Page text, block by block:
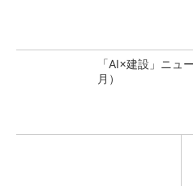
「AI×建設」ニュ
月）